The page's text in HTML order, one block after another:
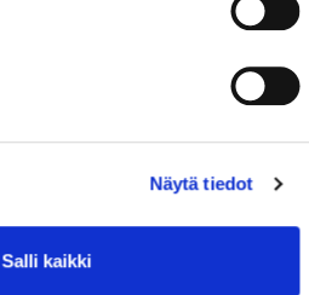
Näytä tiedot
Salli kaikki